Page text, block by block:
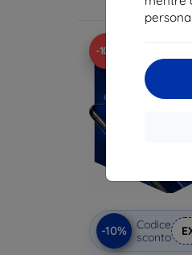
-10%
-10%
Codice
sconto